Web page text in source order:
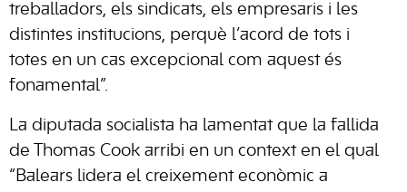
treballadors, els sindicats, els empresaris i les
distintes institucions, perquè l’acord de tots i
totes en un cas excepcional com aquest és
fonamental”.
La diputada socialista ha lamentat que la fallida
de Thomas Cook arribi en un context en el qual
“Balears lidera el creixement econòmic a